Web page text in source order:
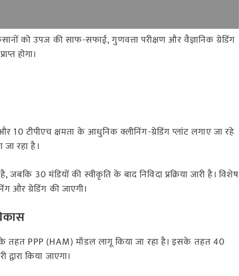
को उपज की साफ-सफाई, गुणवत्ता परीक्षण और वैज्ञानिक ग्रेडिंग
होगा।
10 टीपीएच क्षमता के आधुनिक क्लीनिंग-ग्रेडिंग प्लांट लगाए जा रहे
रहा है।
जबकि 30 मंडियों की स्वीकृति के बाद निविदा प्रक्रिया जारी है। विशेष
और ग्रेडिंग की जाएगी।
के तहत PPP (HAM) मॉडल लागू किया जा रहा है। इसके तहत 40
किया जाएगा।